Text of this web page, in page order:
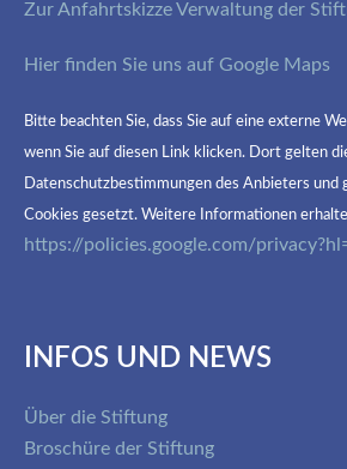
Zur Anfahrtskizze Verwaltung der
Hier finden Sie uns auf Google Maps
Bitte beachten Sie, dass Sie auf eine externe
wenn Sie auf diesen Link klicken. Dort gelten
Datenschutzbestimmungen des Anbieters und
Cookies gesetzt. Weitere Informationen
https://policies.google.com/
INFOS UND NEWS
Über die Stiftung
Broschüre der Stiftung